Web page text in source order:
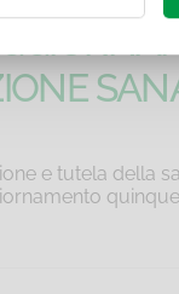
e tutela della